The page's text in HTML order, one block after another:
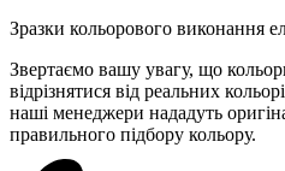
Зразки кольорового виконання
Звертаємо вашу увагу, що
відрізнятися від реальних
наші менеджери нададуть
правильного підбору кольору.